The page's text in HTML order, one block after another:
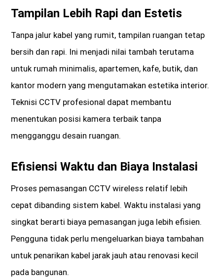
Tampilan Lebih Rapi dan Estetis
Tanpa jalur kabel yang rumit, tampilan ruangan tetap
bersih dan rapi. Ini menjadi nilai tambah terutama
untuk rumah minimalis, apartemen, kafe, butik, dan
kantor modern yang mengutamakan estetika interior.
Teknisi CCTV profesional dapat membantu
menentukan posisi kamera terbaik tanpa
mengganggu desain ruangan.
Efisiensi Waktu dan Biaya Instalasi
Proses pemasangan CCTV wireless relatif lebih
cepat dibanding sistem kabel. Waktu instalasi yang
singkat berarti biaya pemasangan juga lebih efisien.
Pengguna tidak perlu mengeluarkan biaya tambahan
untuk penarikan kabel jarak jauh atau renovasi kecil
pada bangunan.